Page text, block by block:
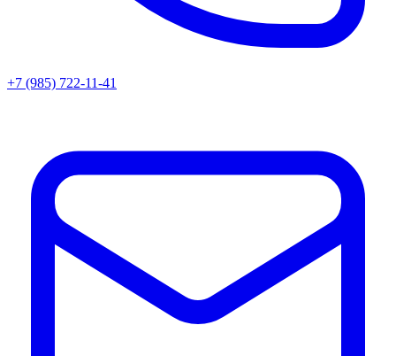
+7 (985) 722-11-41